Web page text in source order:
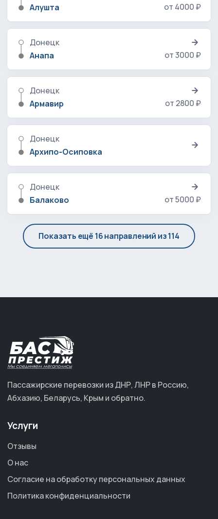
Алушта
от 4000 ₽
Донецк
Анапа
от 3000 ₽
Донецк
Армавир
от 2800 ₽
Донецк
Архипо-Осиповка
Донецк
Балаково
от 5000 ₽
Показать ещё 16 направлений из 114
Пассажирские перевозки из ДНР, ЛНР в Россию,
Абхазию, Беларусь, Крым и обратно.
Услуги
Отзывы
О нас
Согласие на обработку персональных данных
Политика конфиденциальности